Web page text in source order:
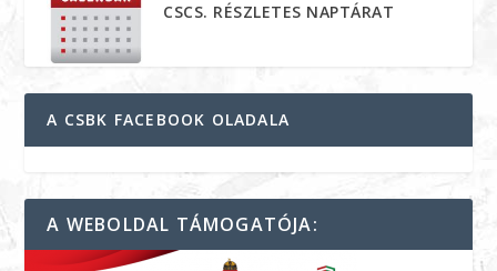
CSCS. RÉSZLETES NAPTÁRAT
A CSBK FACEBOOK OLADALA
A WEBOLDAL TÁMOGATÓJA: